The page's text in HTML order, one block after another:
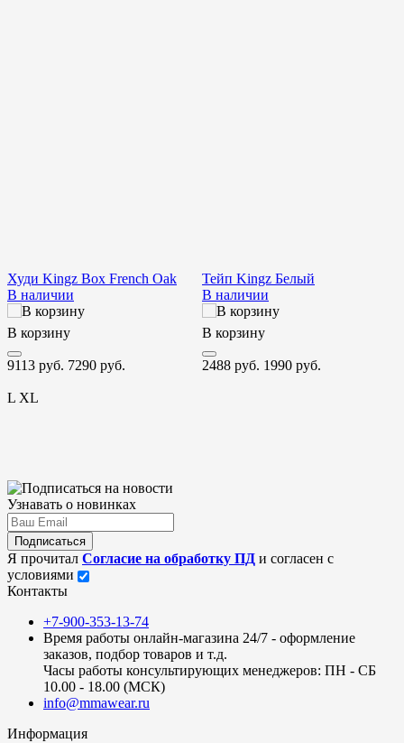
Худи Kingz Box French Oak
В наличии
В корзину
9113 руб. 7290 руб.
L XL
Тейп Kingz Белый
В наличии
В корзину
2488 руб. 1990 руб.
Узнавать о новинках
Подписаться
Я прочитал Согласие на обработку ПД и согласен с
условиями
Контакты
+7-900-353-13-74
Время работы онлайн-магазина 24/7 - оформление
заказов, подбор товаров и т.д.
Часы работы консультирующих менеджеров: ПН - СБ
10.00 - 18.00 (МСК)
info@mmawear.ru
Информация